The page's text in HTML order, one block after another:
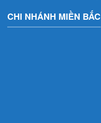
CHI NHÁNH MIỀN BẮC